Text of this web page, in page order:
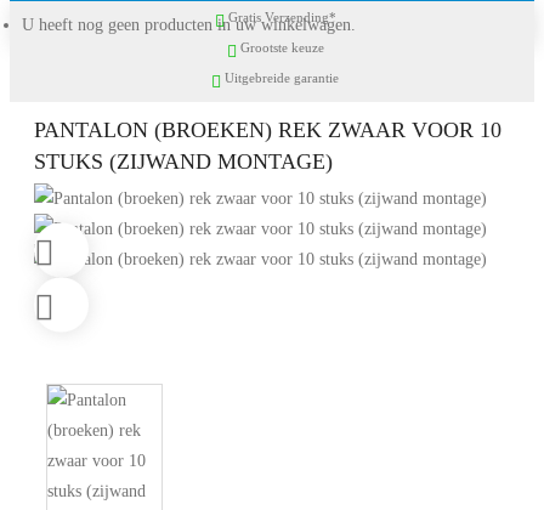
U heeft nog geen producten in uw winkelwagen.
Gratis Verzending*
Grootste keuze
Uitgebreide garantie
PANTALON (BROEKEN) REK ZWAAR VOOR 10
STUKS (ZIJWAND MONTAGE)